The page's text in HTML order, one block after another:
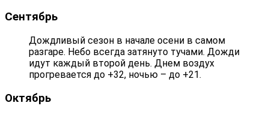
Сентябрь
Дождливый сезон в начале осени в самом
разгаре. Небо всегда затянуто тучами. Дожди
идут каждый второй день. Днем воздух
прогревается до +32, ночью – до +21.
Октябрь